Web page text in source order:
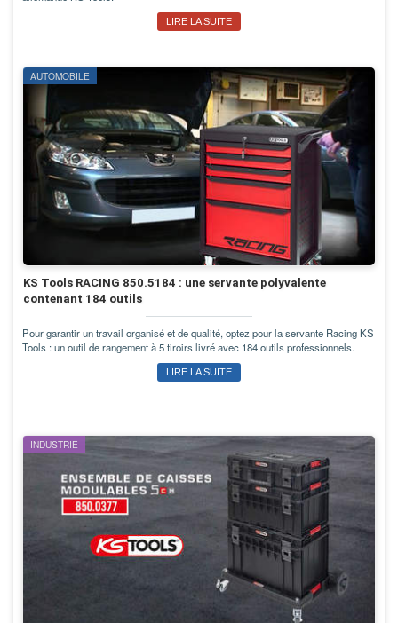
LIRE LA SUITE
AUTOMOBILE
KS Tools RACING 850.5184 : une servante polyvalente
contenant 184 outils
Pour garantir un travail organisé et de qualité, optez pour la servante Racing KS
Tools : un outil de rangement à 5 tiroirs livré avec 184 outils professionnels.
LIRE LA SUITE
INDUSTRIE